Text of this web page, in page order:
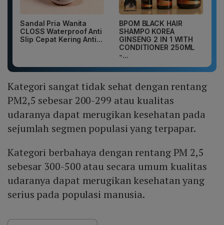
Sandal Pria Wanita
CLOSS Waterproof Anti
Slip Cepat Kering Anti...
BPOM BLACK HAIR
SHAMPO KOREA
GINSENG 2 IN 1 WITH
CONDITIONER 250ML
-...
Kategori sangat tidak sehat dengan rentang
PM2,5 sebesar 200-299 atau kualitas
udaranya dapat merugikan kesehatan pada
sejumlah segmen populasi yang terpapar.
Kategori berbahaya dengan rentang PM 2,5
sebesar 300-500 atau secara umum kualitas
udaranya dapat merugikan kesehatan yang
serius pada populasi manusia.